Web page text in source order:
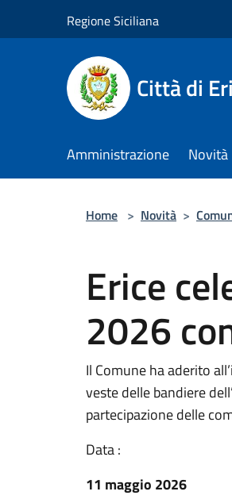
Regione Siciliana
Città di
Amministrazione Novità
Home > Novità >
Erice
2026
Il Comune ha aderito
veste delle bandiere
partecipazione delle
Data :
11 maggio 2026